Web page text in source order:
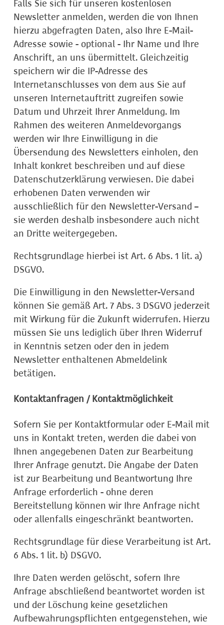
Falls Sie sich für unseren kostenlosen
Newsletter anmelden, werden die von Ihnen
hierzu abgefragten Daten, also Ihre E-Mail-
Adresse sowie - optional - Ihr Name und Ihre
Anschrift, an uns übermittelt. Gleichzeitig
speichern wir die IP-Adresse des
Internetanschlusses von dem aus Sie auf
unseren Internetauftritt zugreifen sowie
Datum und Uhrzeit Ihrer Anmeldung. Im
Rahmen des weiteren Anmeldevorgangs
werden wir Ihre Einwilligung in die
Übersendung des Newsletters einholen, den
Inhalt konkret beschreiben und auf diese
Datenschutzerklärung verwiesen. Die dabei
erhobenen Daten verwenden wir
ausschließlich für den Newsletter-Versand –
sie werden deshalb insbesondere auch nicht
an Dritte weitergegeben.
Rechtsgrundlage hierbei ist Art. 6 Abs. 1 lit. a)
DSGVO.
Die Einwilligung in den Newsletter-Versand
können Sie gemäß Art. 7 Abs. 3 DSGVO jederzeit
mit Wirkung für die Zukunft widerrufen. Hierzu
müssen Sie uns lediglich über Ihren Widerruf
in Kenntnis setzen oder den in jedem
Newsletter enthaltenen Abmeldelink
betätigen.
Kontaktanfragen / Kontaktmöglichkeit
Sofern Sie per Kontaktformular oder E-Mail mit
uns in Kontakt treten, werden die dabei von
Ihnen angegebenen Daten zur Bearbeitung
Ihrer Anfrage genutzt. Die Angabe der Daten
ist zur Bearbeitung und Beantwortung Ihre
Anfrage erforderlich - ohne deren
Bereitstellung können wir Ihre Anfrage nicht
oder allenfalls eingeschränkt beantworten.
Rechtsgrundlage für diese Verarbeitung ist Art.
6 Abs. 1 lit. b) DSGVO.
Ihre Daten werden gelöscht, sofern Ihre
Anfrage abschließend beantwortet worden ist
und der Löschung keine gesetzlichen
Aufbewahrungspflichten entgegenstehen, wie